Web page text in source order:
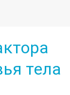
тела